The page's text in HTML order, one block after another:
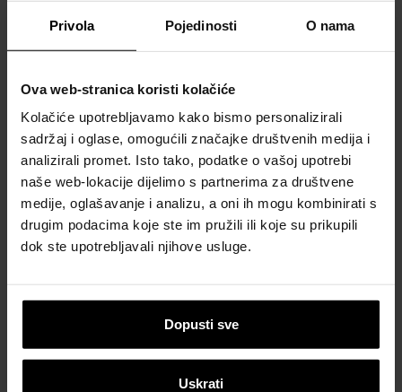
Privola Pojedinosti O nama
Ova web-stranica koristi kolačiće
Kolačiće upotrebljavamo kako bismo personalizirali
sadržaj i oglase, omogućili značajke društvenih medija i
analizirali promet. Isto tako, podatke o vašoj upotrebi
naše web-lokacije dijelimo s partnerima za društvene
medije, oglašavanje i analizu, a oni ih mogu kombinirati s
drugim podacima koje ste im pružili ili koje su prikupili
dok ste upotrebljavali njihove usluge.
Dopusti sve
Uskrati
Next